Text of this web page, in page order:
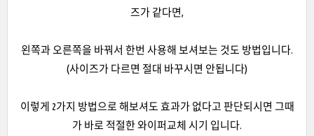
즈가 같다면,
왼쪽과 오른쪽을 바꿔서 한번 사용해 보셔보는 것도 방법입니다.
(사이즈가 다르면 절대 바꾸시면 안됩니다)
이렇게 2가지 방법으로 해보셔도 효과가 없다고 판단되시면 그때
가 바로 적절한 와이퍼교체 시기 입니다.